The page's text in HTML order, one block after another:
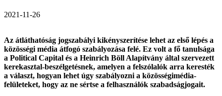
2021-11-26
Az átláthatóság jogszabályi kikényszerítése lehet az első lépés a
közösségi média átfogó szabályozása felé. Ez volt a fő tanulsága
a Political Capital és a Heinrich Böll Alapítvány által szervezett
kerekasztal-beszélgetésnek, amelyen a felszólalók arra keresték
a választ, hogyan lehet úgy szabályozni a közösségimédia-
felületeket, hogy az ne sértse a felhasználók szabadságjogait.